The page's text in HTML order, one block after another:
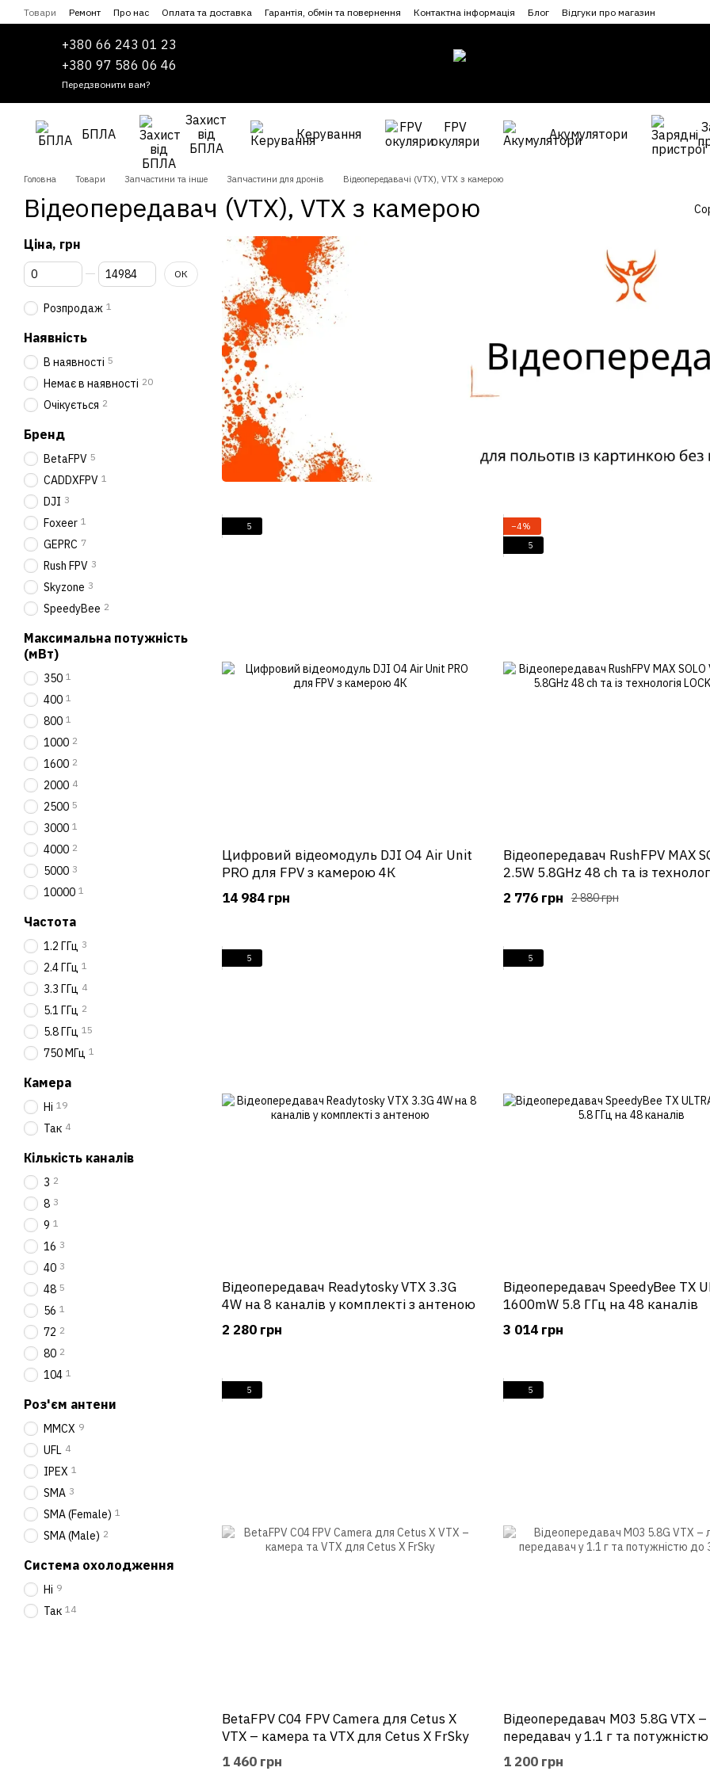
Перейти до основного контенту
Товари Ремонт Про нас Оплата та доставка Гарантія, обмін та повернення Контактна інформація Блог
Відгуки про магазин
Співпраця
Угода користувача
+380 66 243 01 23
+380 97 586 06 46
Передзвонити вам?
БПЛА
Захист
від
БПЛА
Керування
FPV
окуляри
Акумулятори
Головна Товари Запчастини та інше Запчастини для дронів Відеопередавачі (VTX), VTX з камерою
Відеопередавач (VTX), VTX з камерою
5
Цифровий відеомодуль DJI O4 Air Unit
PRO для FPV з камерою 4К
14 984 грн
−4%
5
Відеопередавач RushFPV MAX
2.5W 5.8GHz 48 ch та із
LOCK-ON
2 880 грн
2 776 грн
5
Відеопередавач Readytosky VTX 3.3G
4W на 8 каналів у комплекті з антеною
2 280 грн
5
Відеопередавач SpeedyBee TX
1600mW 5.8 ГГц на 48 каналів
3 014 грн
5
BetaFPV C04 FPV Camera для Cetus X
VTX – камера та VTX для Cetus X FrSky
1 460 грн
5
Відеопередавач M03 5.8G VTX
передавач у 1.1 г та
350mW
1 200 грн
Ціна, грн
Від Ціна, грн
До Ціна, грн ОК
Розпродаж 1
Наявність
В наявності 5
Немає в наявності 20
Очікується 2
Бренд
BetaFPV 5
CADDXFPV 1
DJI 3
Foxeer 1
GEPRC 7
Rush FPV 3
Skyzone 3
SpeedyBee 2
Максимальна потужність
(мВт)
350 1
400 1
800 1
1000 2
1600 2
2000 4
2500 5
3000 1
4000 2
5000 3
10000 1
Частота
1.2 ГГц 3
2.4 ГГц 1
3.3 ГГц 4
5.1 ГГц 2
5.8 ГГц 15
750 МГц 1
Камера
Ні 19
Так 4
Кількість каналів
3 2
8 3
9 1
16 3
40 3
48 5
56 1
72 2
80 2
104 1
Роз'єм антени
MMCX 9
UFL 4
IPEX 1
SMA 3
SMA (Female) 1
SMA (Male) 2
Система охолодження
Ні 9
Так 14